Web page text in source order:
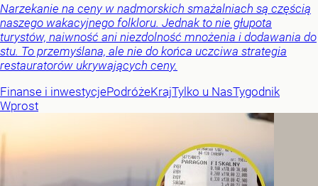
Narzekanie na ceny w nadmorskich smażalniach są częścią
naszego wakacyjnego folkloru. Jednak to nie głupota
turystów, naiwność ani niezdolność mnożenia i dodawania do
stu. To przemyślana, ale nie do końca uczciwa strategia
restauratorów ukrywających ceny.
Finanse i inwestycjePodróżeKrajTylko u NasTygodnik
Wprost